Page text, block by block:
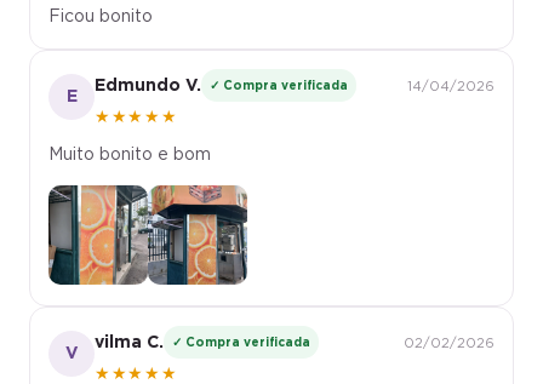
Ficou bonito
E
Edmundo V. ✓ Compra verificada
★★★★★
14/04/2026
Muito bonito e bom
V
vilma C. ✓ Compra verificada
★★★★★
02/02/2026